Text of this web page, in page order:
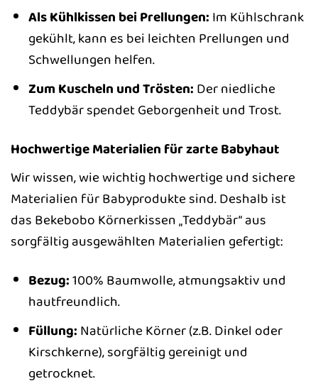
Als Kühlkissen bei Prellungen: Im Kühlschrank
gekühlt, kann es bei leichten Prellungen und
Schwellungen helfen.
Zum Kuscheln und Trösten: Der niedliche
Teddybär spendet Geborgenheit und Trost.
Hochwertige Materialien für zarte Babyhaut
Wir wissen, wie wichtig hochwertige und sichere
Materialien für Babyprodukte sind. Deshalb ist
das Bekebobo Körnerkissen „Teddybär“ aus
sorgfältig ausgewählten Materialien gefertigt:
Bezug:100% Baumwolle, atmungsaktiv und
hautfreundlich.
Füllung: Natürliche Körner (z.B. Dinkel oder
Kirschkerne), sorgfältig gereinigt und
getrocknet.